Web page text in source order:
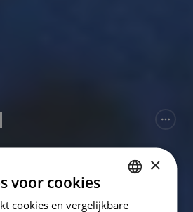
en
DUTCH
×
voor cookies
cookies en vergelijkbare